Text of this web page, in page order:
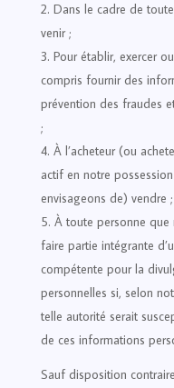
Dans le cadre de
venir ;
Pour établir, exercer
compris fournir des
prévention des fraudes
;
À l’acheteur (ou
actif en notre
envisageons de) vendre
À toute personne que
faire partie intégrante
compétente pour la
personnelles si, selon
telle autorité serait
de ces informations
Sauf disposition